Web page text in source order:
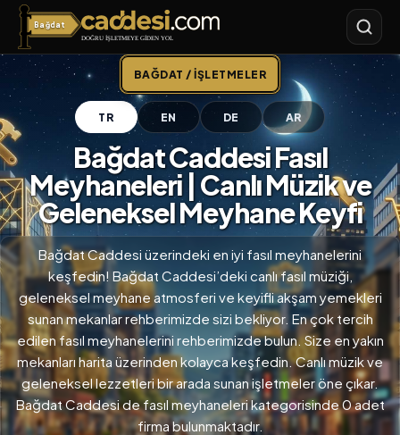
Bağdat
Bağdat Caddesi
BAĞDAT / İŞLETMELER
TR EN DE AR
Bağdat Caddesi Fasıl
Meyhaneleri | Canlı Müzik ve
Geleneksel Meyhane Keyfi
Bağdat Caddesi üzerindeki en iyi fasıl meyhanelerini
keşfedin! Bağdat Caddesi’deki canlı fasıl müziği,
geleneksel meyhane atmosferi ve keyifli akşam yemekleri
sunan mekanlar rehberimizde sizi bekliyor. En çok tercih
edilen fasıl meyhanelerini rehberimizde bulun. Size en yakın
mekanları harita üzerinden kolayca keşfedin. Canlı müzik ve
geleneksel lezzetleri bir arada sunan işletmeler öne çıkar.
Bağdat Caddesi de fasıl meyhaneleri kategorisinde 0 adet
firma bulunmaktadır.